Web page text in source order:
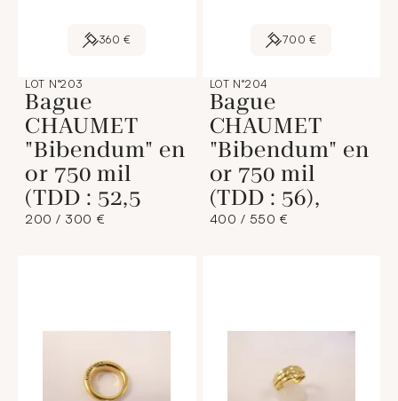
360 €
LOT N°203
Bague
CHAUMET
"Bibendum" en
or 750 mil
(TDD : 52,5
200 / 300 €
700 €
LOT N°204
Bague
CHAUMET
"Bibendum" en
or 750 mil
(TDD : 56),
400 / 550 €